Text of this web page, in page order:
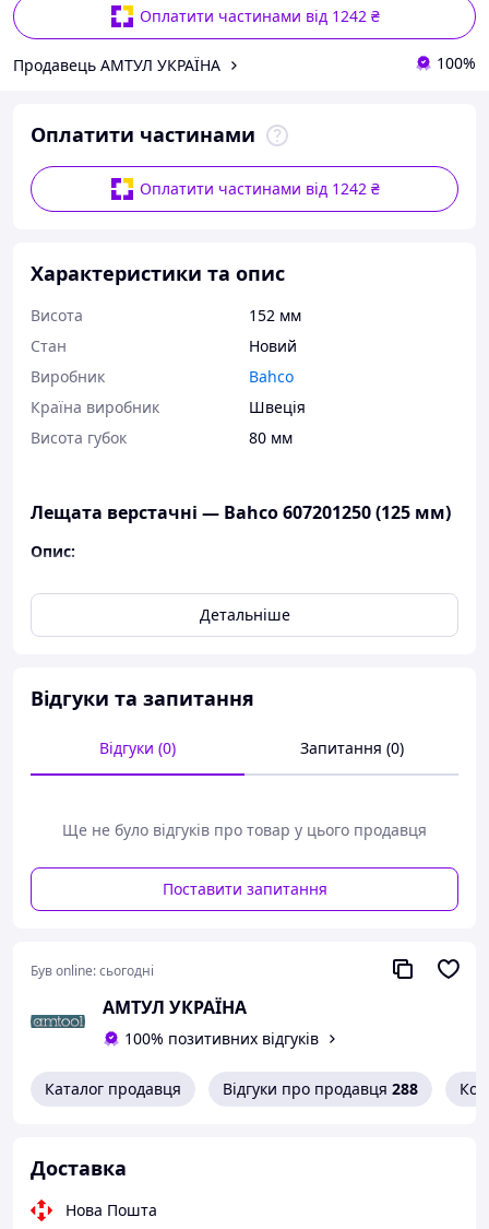
Оплатити частинами від 1242 ₴
Продавець АМТУЛ УКРАЇНА 100%
Оплатити частинами
Оплатити частинами від 1242 ₴
Характеристики та опис
Висота
152 мм
Стан
Новий
Виробник
Bahco
Країна виробник
Швеція
Висота губок
80 мм
Лещата верстачні — Bahco 607201250 (125 мм)
Опис:
Високоміцні паралельні класичні лещата
Виготовлені з високоякісної сталі
Змінні губки
Можуть використовуватися з поворотною
Запасні частини: Губки - 6072М і 6010М; Гвинт
— 6010Н
Детальніше
Відгуки та запитання
Відгуки (0) Запитання (0)
Ще не було відгуків про товар у цього продавця
Поставити запитання
Був online:сьогодні
АМТУЛ УКРАЇНА
100% позитивних відгуків
Каталог продавця Відгуки про продавця 288
Доставка
Нова Пошта